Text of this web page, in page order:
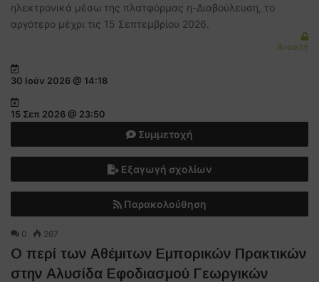
ηλεκτρονικά μέσω της πλατφόρμας η-Διαβούλευση, το
αργότερο μέχρι τις 15 Σεπτεμβρίου 2026.
Ανοικτή
30 Ιούν 2026 @ 14:18
15 Σεπ 2026 @ 23:50
Συμμετοχή
Εξαγωγή σχολίων
Παρακολούθηση
0 267
Ο περί των Αθέμιτων Εμπορικών Πρακτικών
στην Αλυσίδα Εφοδιασμού Γεωργικών